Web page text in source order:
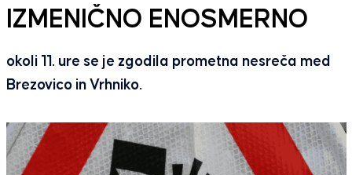
IZMENIČNO ENOSMERNO
okoli 11. ure se je zgodila prometna nesreča med
Brezovico in Vrhniko.